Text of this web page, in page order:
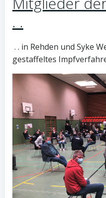
. .
. . in Rehden und Syke
gestaffeltes